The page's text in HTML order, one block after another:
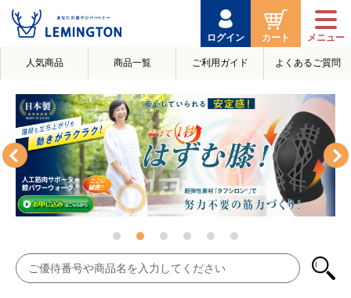
ログイン カート
人気商品 商品一覧 ご利用ガイド よくあるご質問